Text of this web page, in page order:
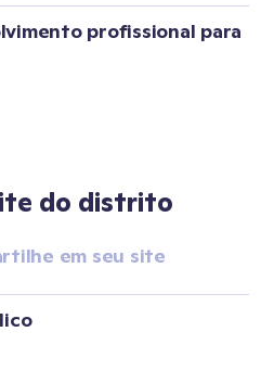
profissional para
do distrito
em seu site